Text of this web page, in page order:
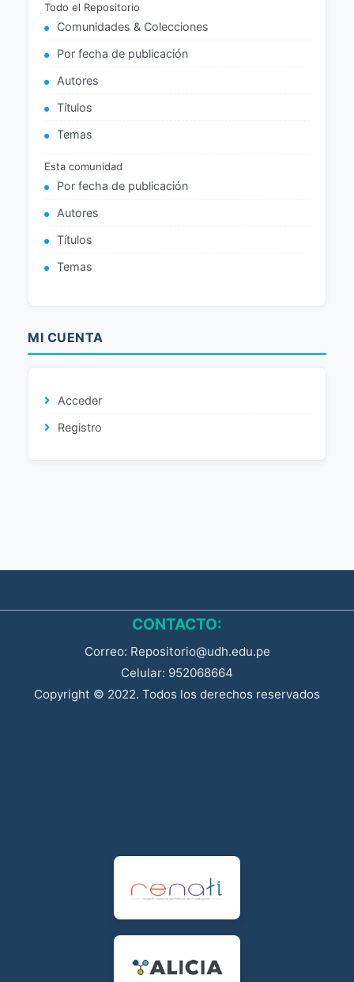
Todo el Repositorio
Comunidades & Colecciones
Por fecha de publicación
Autores
Títulos
Temas
Esta comunidad
Por fecha de publicación
Autores
Títulos
Temas
MI CUENTA
Acceder
Registro
CONTACTO:
Correo: Repositorio@udh.edu.pe
Celular: 952068664
Copyright © 2022. Todos los derechos reservados